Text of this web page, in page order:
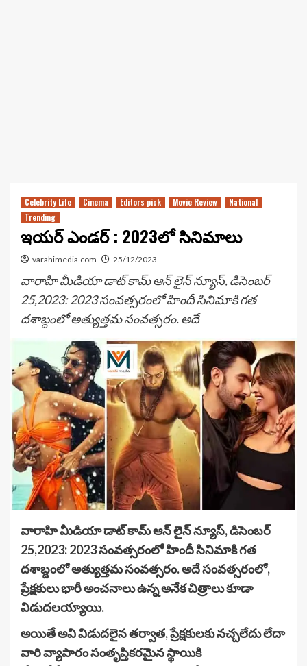
Celebrity Life Cinema Editors pick Movie Review
National
Trending
ఇయర్ ఎండర్ : 2023లో సినిమాలు
varahimedia.com 25/12/2023
వారాహి మీడియా డాట్ కామ్ ఆన్ లైన్ న్యూస్, డిసెంబర్
25,2023: 2023 సంవత్సరంలో హిందీ సినిమాకి గత
దశాబ్దంలో అత్యుత్తమ సంవత్సరం. అదే
వారాహి మీడియా డాట్ కామ్ ఆన్ లైన్ న్యూస్, డిసెంబర్
25,2023: 2023 సంవత్సరంలో హిందీ సినిమాకి గత
దశాబ్దంలో అత్యుత్తమ సంవత్సరం. అదే సంవత్సరంలో,
ప్రేక్షకులు భారీ అంచనాలు ఉన్న అనేక చిత్రాలు కూడా
విడుదలయ్యాయి.
అయితే అవి విడుదలైన తర్వాత, ప్రేక్షకులకు నచ్చలేదు లేదా
వారి వ్యాపారం సంతృప్తికరమైన స్థాయికి